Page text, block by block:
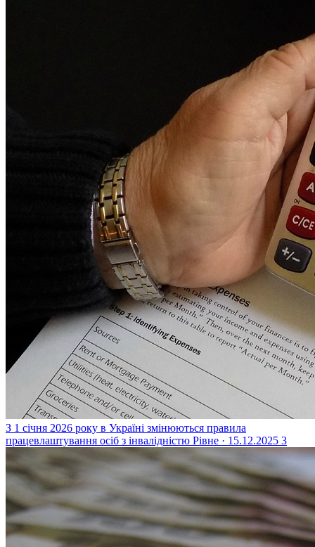
З 1 січня 2026 року в Україні змінюються правила
працевлаштування осіб з інвалідністю Рівне · 15.12.2025 3